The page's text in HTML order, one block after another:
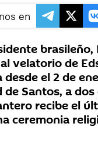
en
brasileño,
velatorio de
desde el 2 de
de Santos, a
recibe el
ceremonia